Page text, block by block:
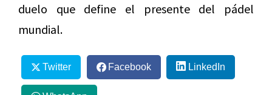
duelo que define el presente del pádel
mundial.
Twitter Facebook LinkedIn